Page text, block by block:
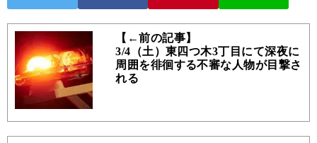
【←前の記事】
3/4（土）東四つ木3丁目にて深夜に
周囲を徘徊する不審な人物が目撃さ
れる